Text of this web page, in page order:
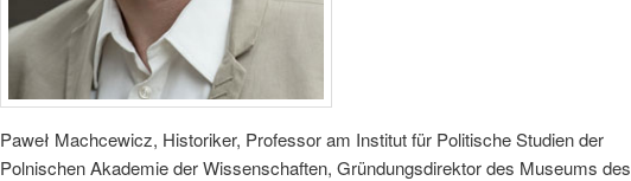
Paweł Machcewicz, Historiker, Professor am Institut für Politische Studien der
Polnischen Akademie der Wissenschaften, Gründungsdirektor des Museums des